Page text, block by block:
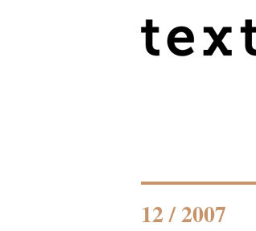
12 / 2007